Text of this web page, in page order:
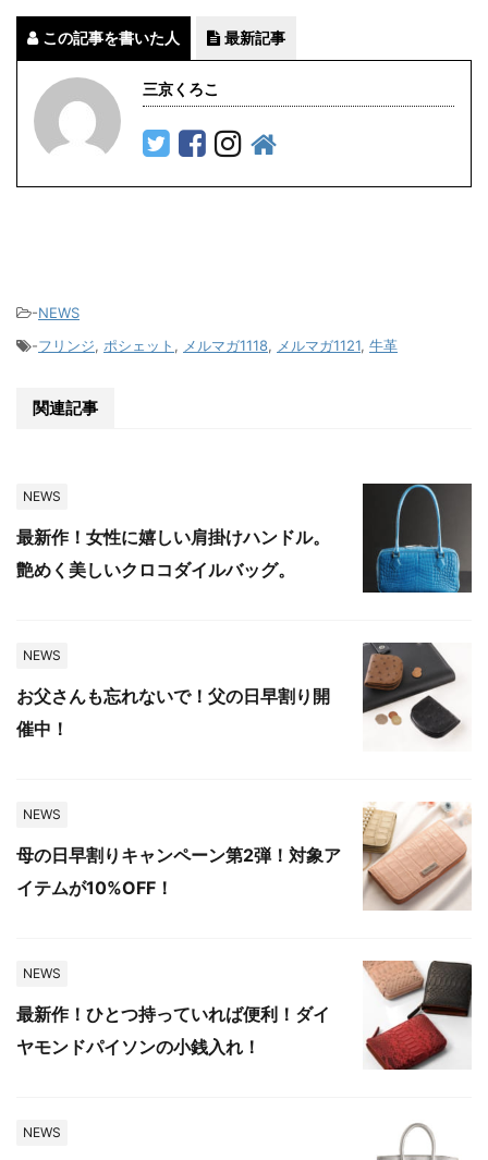
この記事を書いた人 最新記事
三京くろこ
-NEWS
-フリンジ, ポシェット , メルマガ1118, メルマガ1121, 牛革
関連記事
NEWS
最新作！女性に嬉しい肩掛けハンドル。
艶めく美しいクロコダイルバッグ。
NEWS
お父さんも忘れないで！父の日早割り開
催中！
NEWS
母の日早割りキャンペーン第2弾！対象ア
イテムが10%OFF！
NEWS
最新作！ひとつ持っていれば便利！ダイ
ヤモンドパイソンの小銭入れ！
NEWS